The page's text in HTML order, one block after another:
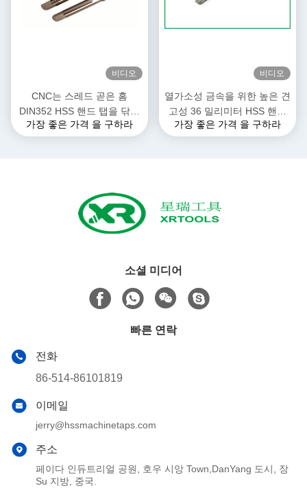
비디오
CNC는 스레드 곧은 홈
DIN352 HSS 핸드 탭을 닦습
니다
가장 좋은 가격 을 구하라
비디오
열가소성 금속을 위한 높은 견
고성 36 밀리미터 HSS 핸드
탭 단단한 카바이드
가장 좋은 가격 을 구하라
소셜 미디어
빠른 연락
전화
86-514-86101819
이메일
jerry@hssmachinetaps.com
주소
페이다 인듀트리얼 공원, 호우 시앙 Town,DanYang 도시, 장
Su 지방, 중국.